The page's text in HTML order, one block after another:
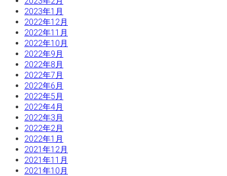
2023年1月
2022年12月
2022年11月
2022年10月
2022年9月
2022年8月
2022年7月
2022年6月
2022年5月
2022年4月
2022年3月
2022年2月
2022年1月
2021年12月
2021年11月
2021年10月